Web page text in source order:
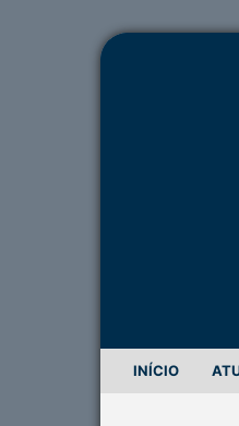
INÍCIO